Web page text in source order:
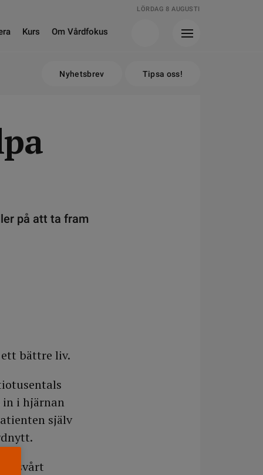
LÖRDAG 8 AUGUSTI
Kurs Om Vårdfokus
Nyhetsbrev Tipsa oss!
på att ta fram
bättre liv.
in i hjärnan
själv
svårt